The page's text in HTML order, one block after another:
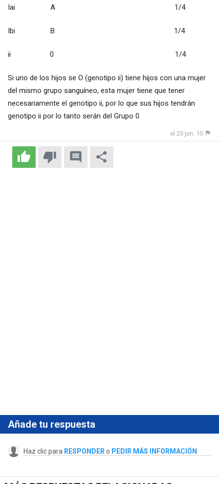
Iai A 1/4
Ibi B 1/4
ii 0 1/4
Si uno de los hijos se O (genotipo ii) tiene hijos con una mujer
del mismo grupo sanguíneo, esta mujer tiene que tener
necesariamente el genotipo ii, por lo que sus hijos tendrán
genotipo ii por lo tanto serán del Grupo 0.
el 23 jun. 10
Añade tu respuesta
Haz clic para RESPONDER o PEDIR MÁS INFORMACIÓN